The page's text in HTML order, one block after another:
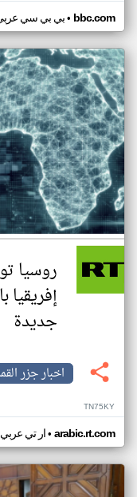
بي بي سي• bbc.com
روسيا
جديدة
اخبار جزر
TN75KY
ار تي عربي• arabic.rt.com